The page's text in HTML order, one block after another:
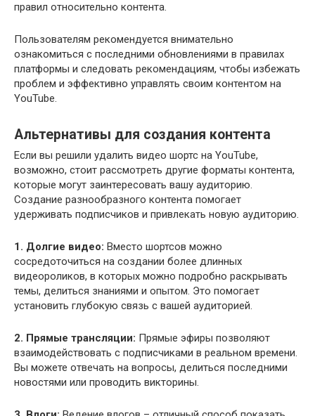
правил относительно контента.
Пользователям рекомендуется внимательно
ознакомиться с последними обновлениями в правилах
платформы и следовать рекомендациям, чтобы избежать
проблем и эффективно управлять своим контентом на
YouTube.
Альтернативы для создания контента
Если вы решили удалить видео шортс на YouTube,
возможно, стоит рассмотреть другие форматы контента,
которые могут заинтересовать вашу аудиторию.
Создание разнообразного контента помогает
удерживать подписчиков и привлекать новую аудиторию.
1. Долгие видео: Вместо шортсов можно
сосредоточиться на создании более длинных
видеороликов, в которых можно подробно раскрывать
темы, делиться знаниями и опытом. Это помогает
установить глубокую связь с вашей аудиторией.
2. Прямые трансляции: Прямые эфиры позволяют
взаимодействовать с подписчиками в реальном времени.
Вы можете отвечать на вопросы, делиться последними
новостями или проводить викторины.